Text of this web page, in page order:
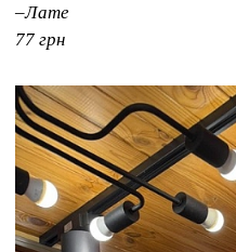
–Лате
77 грн